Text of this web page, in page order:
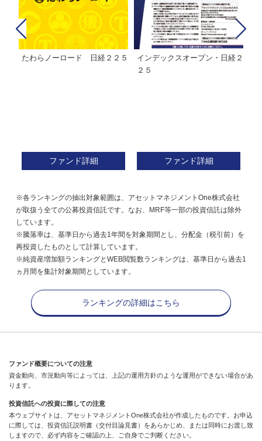
たわらノーロード 日経２２５
ファンド詳細
インデックスオープン・日経２
２５
ファンド詳細
※各ランキングの抽出対象範囲は、アセットマネジメントOne株式会社
が取扱う全ての公募投資信託です。なお、MRF等一部の投資信託は除外
しています。
※騰落率は、基準日から過去1年間を対象期間とし、分配金（税引前）を
再投資したものとして計算しています。
※純資産増加額ランキングとWEB閲覧数ランキングは、基準日から過去1
ヵ月間を集計対象期間としています。
ランキングの詳細はこちら
ファンド概要についての注意
資金動向、市況動向等によっては、上記の運用方針のような運用ができない場合があ
ります。
投資信託への投資に際しての注意
本ウェブサイトは、アセットマネジメントOne株式会社が作成したものです。お申込
に際しては、投資信託説明書（交付目論見書）をあらかじめ、または同時にお渡し致
しますので、必ず内容をご確認の上、ご自身でご判断ください。